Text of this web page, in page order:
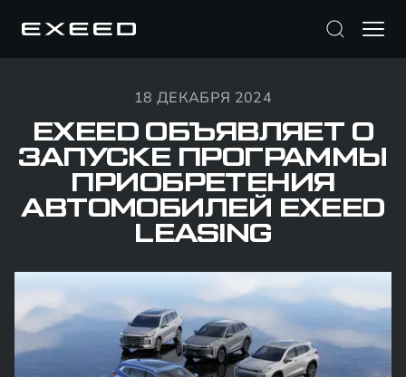
18 ДЕКАБРЯ 2024
EXEED ОБЪЯВЛЯЕТ О
ЗАПУСКЕ ПРОГРАММЫ
ПРИОБРЕТЕНИЯ
АВТОМОБИЛЕЙ EXEED
LEASING